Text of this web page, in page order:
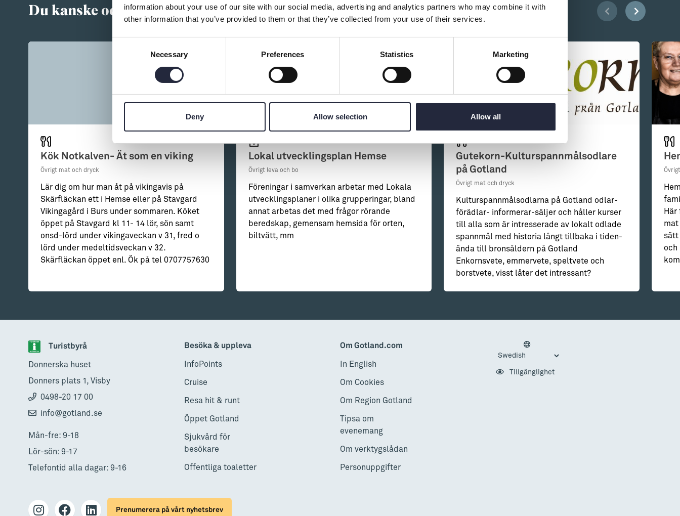
information about your use of our site with our social media, advertising and analytics partners who may combine it with
other information that you’ve provided to them or that they’ve collected from your use of their services.
Consent
Necessary Preferences Statistics Marketing
Deny Allow selection Allow all
Du kanske också är intresserad av:
Kök Notkalven- Ät som en viking
Övrigt mat och dryck
Lär dig om hur man åt på vikingavis på
Skärfläckan ett i Hemse eller på Stavgard
Vikingagård i Burs under sommaren. Köket
öppet på Stavgard kl 11- 14 lör, sön samt
onsd-lörd under vikingaveckan v 31, fred o
lörd under medeltidsveckan v 32.
Skärfläckan öppet enl. Ök på tel 0707757630
Lokal utvecklingsplan Hemse
Övrigt leva och bo
Föreningar i samverkan arbetar med Lokala
utvecklingsplaner i olika grupperingar, bland
annat arbetas det med frågor rörande
beredskap, gemensam hemsida för orten,
biltvätt, mm
Gutekorn-Kulturspannmålsodlare
på Gotland
Övrigt mat och dryck
Kulturspannmålsodlarna på Gotland odlar-
förädlar- informerar-säljer och håller kurser
till alla som är intresserade av lokalt odlade
spannmål med historia långt tillbaka i tiden-
ända till bronsåldern på Gotland
Enkornsvete, emmervete, speltvete och
borstvete, visst låter det intressant?
sätt
och
Turistbyrå
Donnerska huset
Donners plats 1, Visby
0498-20 17 00
info@gotland.se
Mån-fre: 9-18
Lör-sön: 9-17
Telefontid alla dagar: 9-16
Besöka & uppleva
InfoPoints
Cruise
Resa hit & runt
Öppet Gotland
Sjukvård för
besökare
Offentliga toaletter
Om Gotland.com
In English
Om Cookies
Om Region Gotland
Tipsa om
evenemang
Om verktygslådan
Personuppgifter
Tillgänglighet
Prenumerera på vårt nyhetsbrev